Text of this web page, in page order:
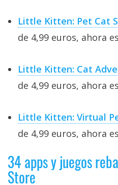
Little Kitten: Pet Cat
de 4,99 euros, ahora
Little Kitten: Cat
de 4,99 euros, ahora
Little Kitten: Virtual
de 4,99 euros, ahora
34 apps y juegos
Store